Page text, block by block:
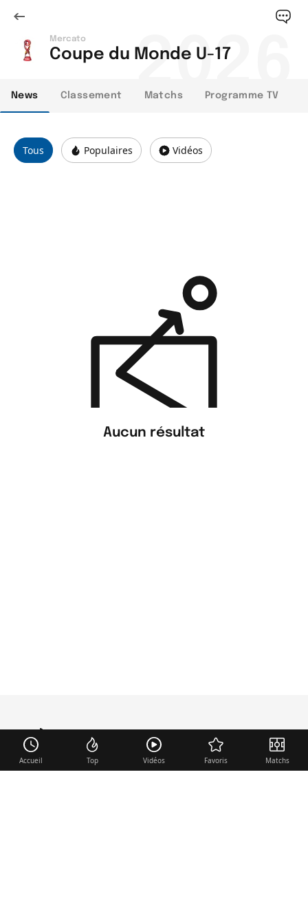
Mercato
Coupe du Monde U-17
2026
News Classement Matchs Programme TV
Tous Populaires Vidéos
Aucun résultat
mercato
Accueil Top Vidéos Favoris Matchs